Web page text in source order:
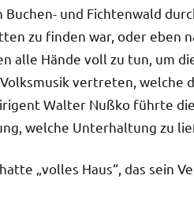
und Fichtenwald
zu finden war, oder eben
alle Hände voll zu tun, um
vertreten, welche
Walter Nußko führte
welche Unterhaltung zu
„volles Haus“, das sein